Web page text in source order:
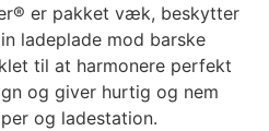
er pakket væk, beskytter
ladeplade mod barske
til at harmonere perfekt
og giver hurtig og nem
og ladestation.